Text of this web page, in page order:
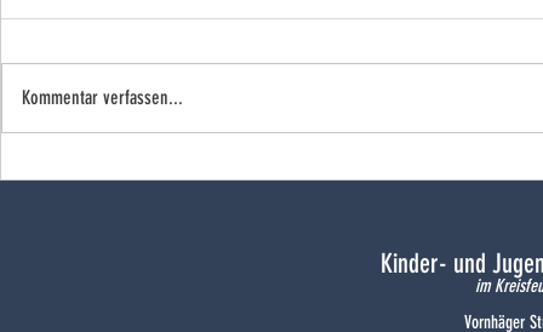
Silberdekoriert und
Kommentar verfassen...
Kinder- und
im
Vornhäger